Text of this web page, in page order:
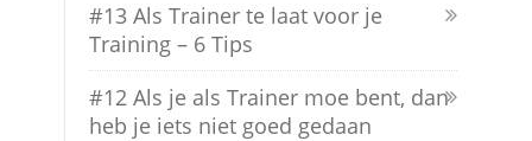
#13 Als Trainer te laat voor je
Training – 6 Tips
#12 Als je als Trainer moe bent, dan
heb je iets niet goed gedaan